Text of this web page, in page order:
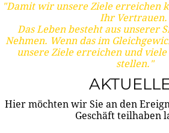
"Damit wir unsere Ziele erreichen
Ihr Vertrauen.
Das Leben besteht aus unserer
Nehmen. Wenn das im
unsere Ziele erreichen und
stellen."
Hier möchten wir Sie an den
Geschäft teilhaben